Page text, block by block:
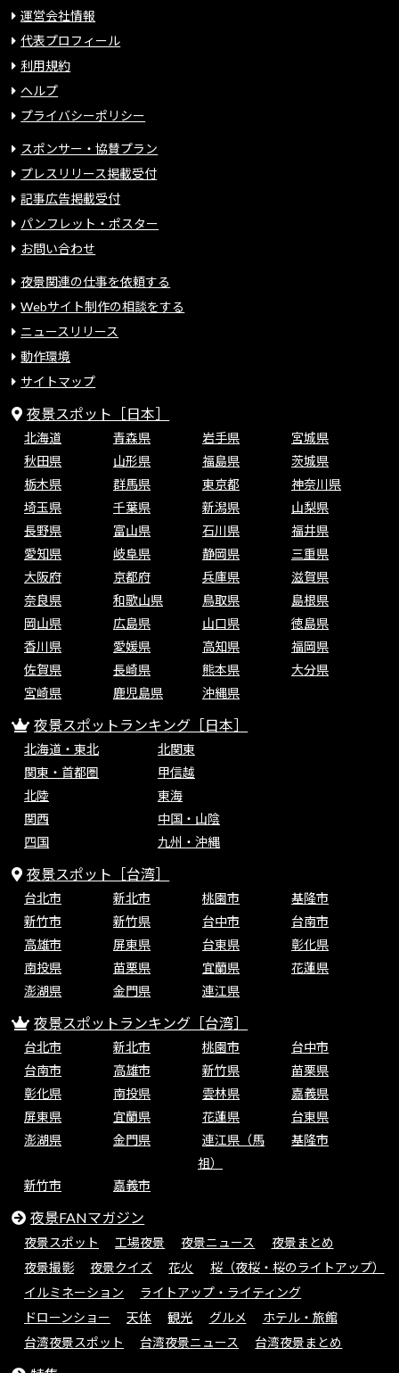
運営会社情報
代表プロフィール
利用規約
ヘルプ
プライバシーポリシー
スポンサー・協賛プラン
プレスリリース掲載受付
記事広告掲載受付
パンフレット・ポスター
お問い合わせ
夜景関連の仕事を依頼する
Webサイト制作の相談をする
ニュースリリース
動作環境
サイトマップ
夜景スポット［日本］
北海道 青森県 岩手県
宮城県
秋田県
山形県 福島県
茨城県
栃木県
群馬県 東京都
神奈川県
埼玉県
千葉県 新潟県
山梨県
長野県
富山県 石川県
福井県
愛知県
岐阜県 静岡県
三重県
大阪府
京都府 兵庫県
滋賀県
奈良県
和歌山県 鳥取県
島根県
岡山県
広島県 山口県
徳島県
香川県
愛媛県 高知県
福岡県
佐賀県
長崎県 熊本県
大分県
宮崎県
鹿児島県 沖縄県
夜景スポットランキング［日本］
北海道・東北
北関東
関東・首都圏
甲信越
北陸
東海
関西
中国・山陰
四国
九州・沖縄
夜景スポット［台湾］
台北市 新北市 桃園市
基隆市
新竹市
新竹県 台中市
台南市
高雄市
屏東県 台東県
彰化県
南投県
苗栗県 宜蘭県
花蓮県
澎湖県
金門県 連江県
夜景スポットランキング［台湾］
台北市 新北市 桃園市
台中市
台南市
高雄市 新竹県
苗栗県
彰化県
南投県 雲林県
嘉義県
屏東県
宜蘭県 花蓮県
台東県
澎湖県
金門県
連江県（馬
祖）
基隆市
新竹市 嘉義市
夜景FANマガジン
夜景スポット 工場夜景 夜景ニュース
夜景まとめ
夜景撮影
夜景クイズ 花火
桜（夜桜・桜のライトアップ）
イルミネーション
ライトアップ・ライティング
ドローンショー
天体 観光 グルメ
ホテル・旅館
台湾夜景スポット
台湾夜景ニュース 台湾夜景まとめ